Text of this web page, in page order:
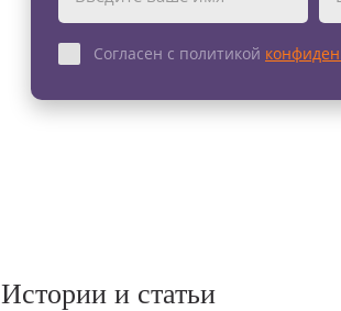
Согласен с политикой
Истории и статьи